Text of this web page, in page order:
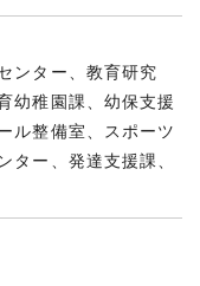
ンター、教育研究
幼稚園課、幼保支援
ル整備室、スポーツ
ター、発達支援課、